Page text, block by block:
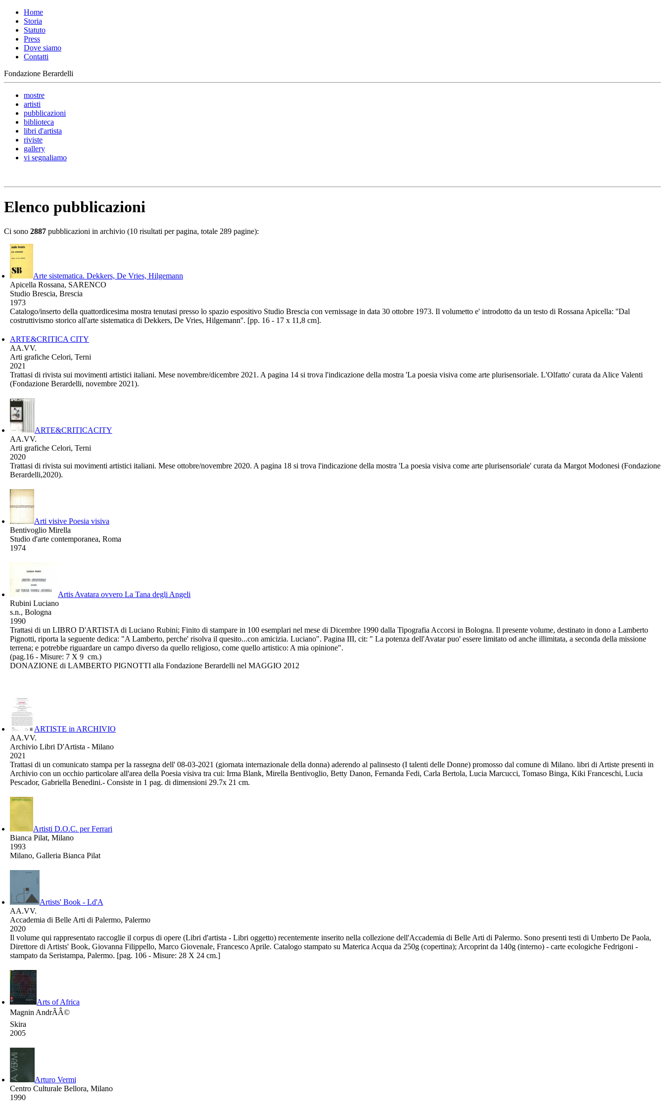
Home
Storia
Statuto
Press
Dove siamo
Contatti
Fondazione Berardelli
mostre
artisti
pubblicazioni
biblioteca
libri d'artista
riviste
gallery
vi segnaliamo
Elenco pubblicazioni
Ci sono 2887 pubblicazioni in archivio (10 risultati per pagina, totale 289 pagine):
Arte sistematica. Dekkers, De Vries, Hilgemann
Apicella Rossana, SARENCO
Studio Brescia, Brescia
1973
Catalogo/inserto della quattordicesima mostra tenutasi presso lo spazio espositivo Studio Brescia con vernissage in data 30 ottobre 1973. Il volumetto e' introdotto da un testo di Rossana Apicella: ''Dal
costruttivismo storico all'arte sistematica di Dekkers, De Vries, Hilgemann''. [pp. 16 - 17 x 11,8 cm].
ARTE&CRITICA CITY
AA.VV.
Arti grafiche Celori, Terni
2021
Trattasi di rivista sui movimenti artistici italiani. Mese novembre/dicembre 2021. A pagina 14 si trova l'indicazione della mostra 'La poesia visiva come arte plurisensoriale. L'Olfatto' curata da Alice Valenti
(Fondazione Berardelli, novembre 2021).
ARTE&CRITICACITY
AA.VV.
Arti grafiche Celori, Terni
2020
Trattasi di rivista sui movimenti artistici italiani. Mese ottobre/novembre 2020. A pagina 18 si trova l'indicazione della mostra 'La poesia visiva come arte plurisensoriale' curata da Margot Modonesi (Fondazione
Berardelli,2020).
Arti visive Poesia visiva
Bentivoglio Mirella
Studio d'arte contemporanea, Roma
1974
Artis Avatara ovvero La Tana degli Angeli
Rubini Luciano
s.n., Bologna
1990
Trattasi di un LIBRO D'ARTISTA di Luciano Rubini; Finito di stampare in 100 esemplari nel mese di Dicembre 1990 dalla Tipografia Accorsi in Bologna. Il presente volume, destinato in dono a Lamberto
Pignotti, riporta la seguente dedica: "A Lamberto, perche' risolva il quesito...con amicizia. Luciano". Pagina III, cit: " La potenza dell'Avatar puo' essere limitato od anche illimitata, a seconda della missione
terrena; e potrebbe riguardare un campo diverso da quello religioso, come quello artistico: A mia opinione".
(pag.16 - Misure: 7 X 9 cm.)
DONAZIONE di LAMBERTO PIGNOTTI alla Fondazione Berardelli nel MAGGIO 2012
ARTISTE in ARCHIVIO
AA.VV.
Archivio Libri D'Artista - Milano
2021
Trattasi di un comunicato stampa per la rassegna dell' 08-03-2021 (giornata internazionale della donna) aderendo al palinsesto (I talenti delle Donne) promosso dal comune di Milano. libri di Artiste presenti in
Archivio con un occhio particolare all'area della Poesia visiva tra cui: Irma Blank, Mirella Bentivoglio, Betty Danon, Fernanda Fedi, Carla Bertola, Lucia Marcucci, Tomaso Binga, Kiki Franceschi, Lucia
Pescador, Gabriella Benedini.- Consiste in 1 pag. di dimensioni 29.7x 21 cm.
Artisti D.O.C. per Ferrari
Bianca Pilat, Milano
1993
Milano, Galleria Bianca Pilat
Artists' Book - Ld'A
AA.VV.
Accademia di Belle Arti di Palermo, Palermo
2020
Il volume qui rappresentato raccoglie il corpus di opere (Libri d'artista - Libri oggetto) recentemente inserito nella collezione dell'Accademia di Belle Arti di Palermo. Sono presenti testi di Umberto De Paola,
Direttore di Artists' Book, Giovanna Filippello, Marco Giovenale, Francesco Aprile. Catalogo stampato su Materica Acqua da 250g (copertina); Arcoprint da 140g (interno) - carte ecologiche Fedrigoni -
stampato da Seristampa, Palermo. [pag. 106 - Misure: 28 X 24 cm.]
Arts of Africa
Magnin AndrÃÂ©
Skira
2005
Arturo Vermi
Centro Culturale Bellora, Milano
1990